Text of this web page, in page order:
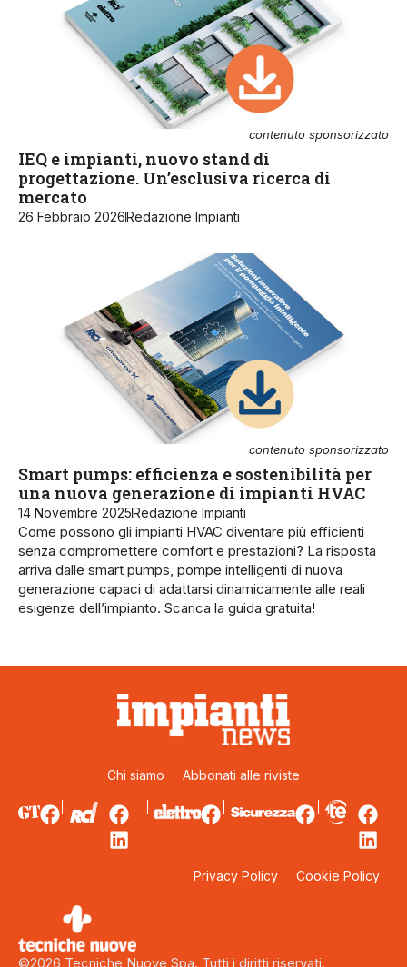
contenuto sponsorizzato
IEQ e impianti, nuovo stand di
progettazione. Un’esclusiva ricerca di
mercato
26 Febbraio 2026Redazione Impianti
contenuto sponsorizzato
Smart pumps: efficienza e sostenibilità per
una nuova generazione di impianti HVAC
14 Novembre 2025Redazione Impianti
Come possono gli impianti HVAC diventare più efficienti
senza compromettere comfort e prestazioni? La risposta
arriva dalle smart pumps, pompe intelligenti di nuova
generazione capaci di adattarsi dinamicamente alle reali
esigenze dell’impianto. Scarica la guida gratuita!
Chi siamo Abbonati alle riviste
Privacy Policy Cookie Policy
©2026 Tecniche Nuove Spa. Tutti i diritti riservati.